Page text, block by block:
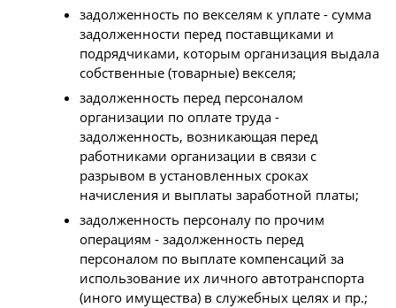
задолженность по векселям к уплате - сумма
задолженности перед поставщиками и
подрядчиками, которым организация выдала
собственные (товарные) векселя;
задолженность перед персоналом
организации по оплате труда -
задолженность, возникающая перед
работниками организации в связи с
разрывом в установленных сроках
начисления и выплаты заработной платы;
задолженность персоналу по прочим
операциям - задолженность перед
персоналом по выплате компенсаций за
использование их личного автотранспорта
(иного имущества) в служебных целях и пр.;